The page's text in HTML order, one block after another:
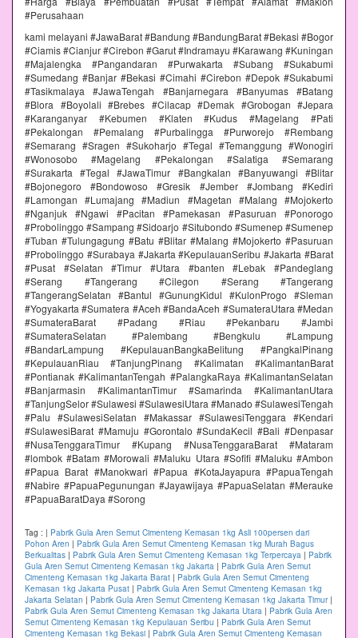
#Perusahaan
kami melayani #JawaBarat #Bandung #BandungBarat #Bekasi #Bogor
#Ciamis #Cianjur #Cirebon #Garut #Indramayu #Karawang #Kuningan
#Majalengka #Pangandaran #Purwakarta #Subang #Sukabumi
#Sumedang #Banjar #Bekasi #Cimahi #Cirebon #Depok #Sukabumi
#Tasikmalaya #JawaTengah #Banjarnegara #Banyumas #Batang
#Blora #Boyolali #Brebes #Cilacap #Demak #Grobogan #Jepara
#Karanganyar #Kebumen #Klaten #Kudus #Magelang #Pati
#Pekalongan #Pemalang #Purbalingga #Purworejo #Rembang
#Semarang #Sragen #Sukoharjo #Tegal #Temanggung #Wonogiri
#Wonosobo #Magelang #Pekalongan #Salatiga #Semarang
#Surakarta #Tegal #JawaTimur #Bangkalan #Banyuwangi #Blitar
#Bojonegoro #Bondowoso #Gresik #Jember #Jombang #Kediri
#Lamongan #Lumajang #Madiun #Magetan #Malang #Mojokerto
#Nganjuk #Ngawi #Pacitan #Pamekasan #Pasuruan #Ponorogo
#Probolinggo #Sampang #Sidoarjo #Situbondo #Sumenep #Sumenep
#Tuban #Tulungagung #Batu #Blitar #Malang #Mojokerto #Pasuruan
#Probolinggo #Surabaya #Jakarta #KepulauanSeribu #Jakarta #Barat
#Pusat #Selatan #Timur #Utara #banten #Lebak #Pandeglang
#Serang #Tangerang #Cilegon #Serang #Tangerang
#TangerangSelatan #Bantul #GunungKidul #KulonProgo #Sleman
#Yogyakarta #Sumatera #Aceh #BandaAceh #SumateraUtara #Medan
#SumateraBarat #Padang #Riau #Pekanbaru #Jambi
#SumateraSelatan #Palembang #Bengkulu #Lampung
#BandarLampung #KepulauanBangkaBelitung #PangkalPinang
#KepulauanRiau #TanjungPinang #Kalimatan #KalimantanBarat
#Pontianak #KalimantanTengah #PalangkaRaya #KalimantanSelatan
#Banjarmasin #KalimantanTimur #Samarinda #KalimantanUtara
#TanjungSelor #Sulawesi #SulawesiUtara #Manado #SulawesiTengah
#Palu #SulawesiSelatan #Makassar #SulawesiTenggara #Kendari
#SulawesiBarat #Mamuju #Gorontalo #SundaKecil #Bali #Denpasar
#NusaTenggaraTimur #Kupang #NusaTenggaraBarat #Mataram
#lombok #Batam #Morowali #Maluku Utara #Sofifi #Maluku #Ambon
#Papua Barat #Manokwari #Papua #KotaJayapura #PapuaTengah
#Nabire #PapuaPegunungan #Jayawijaya #PapuaSelatan #Merauke
#PapuaBaratDaya #Sorong
Tag : | Pabrik Gula Aren Semut Cimenteng Kemasan 1kg Asli 100persen dari
Pohon Aren | Pabrik Gula Aren Semut Cimenteng Kemasan 1kg Murah Bagus
Berkualitas | Pabrik Gula Aren Semut Cimenteng Kemasan 1kg Terpercaya | Pabrik
Gula Aren Semut Cimenteng Kemasan 1kg Jakarta | Pabrik Gula Aren Semut
Cimenteng Kemasan 1kg Jakarta Barat | Pabrik Gula Aren Semut Cimenteng
Kemasan 1kg Jakarta Pusat | Pabrik Gula Aren Semut Cimenteng Kemasan 1kg
Jakarta Selatan | Pabrik Gula Aren Semut Cimenteng Kemasan 1kg Jakarta Timur|
Pabrik Gula Aren Semut Cimenteng Kemasan 1kg Jakarta Utara | Pabrik Gula Aren
Semut Cimenteng Kemasan 1kg Kepulauan Seribu | Pabrik Gula Aren Semut
Cimenteng Kemasan 1kg Bekasi | Pabrik Gula Aren Semut Cimenteng Kemasan